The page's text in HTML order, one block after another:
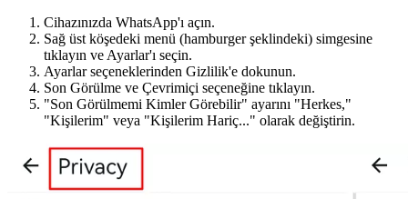
Cihazınızda WhatsApp'ı açın.
Sağ üst köşedeki menü (hamburger şeklindeki) simgesine
tıklayın ve Ayarlar'ı seçin.
Ayarlar seçeneklerinden Gizlilik'e dokunun.
Son Görülme ve Çevrimiçi seçeneğine tıklayın.
"Son Görülmemi Kimler Görebilir" ayarını "Herkes,"
"Kişilerim" veya "Kişilerim Hariç..." olarak değiştirin.